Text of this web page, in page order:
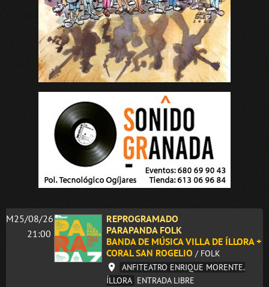
M25/08/26
21:00
REPROGRAMADO
PARAPANDA FOLK
BANDA DE MÚSICA VILLA DE ÍLLORA +
CORAL SAN ROGELIO / FOLK
ANFITEATRO ENRIQUE MORENTE.
ÍLLORA ENTRADA LIBRE